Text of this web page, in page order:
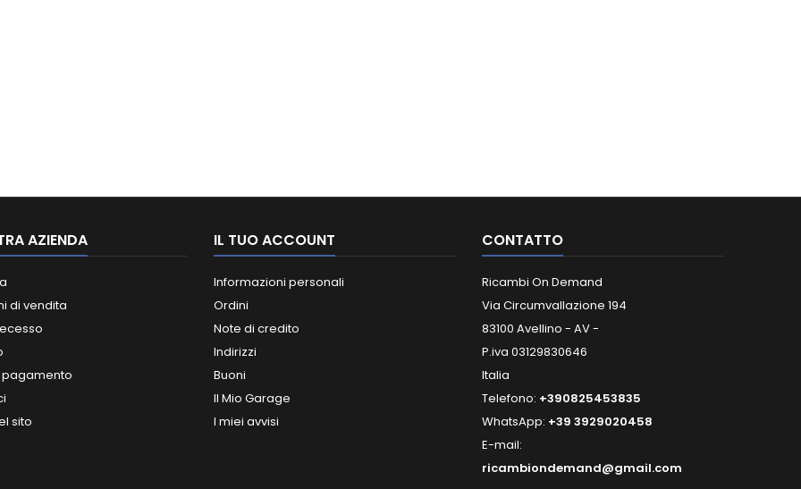
AZIENDA
di vendita
pagamento
sito
IL TUO ACCOUNT
Informazioni personali
Ordini
Note di credito
Indirizzi
Buoni
Il Mio Garage
I miei avvisi
CONTATTO
Ricambi On Demand
Via Circumvallazione 194
83100 Avellino - AV -
P.iva 03129830646
Italia
Telefono: +390825453835
WhatsApp: +39 3929020458
E-mail:
ricambiondemand@gmail.com